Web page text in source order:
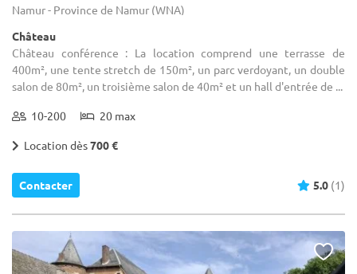
Namur - Province de Namur (WNA)
Château
Château conférence : La location comprend une terrasse de
400m², une tente stretch de 150m², un parc verdoyant, un double
salon de 80m², un troisième salon de 40m² et un hall d'entrée de ...
10-200 20 max
Location dès700 €
Contacter 5.0 (1)